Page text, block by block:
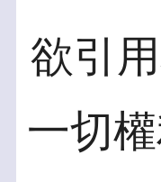
欲引
一切